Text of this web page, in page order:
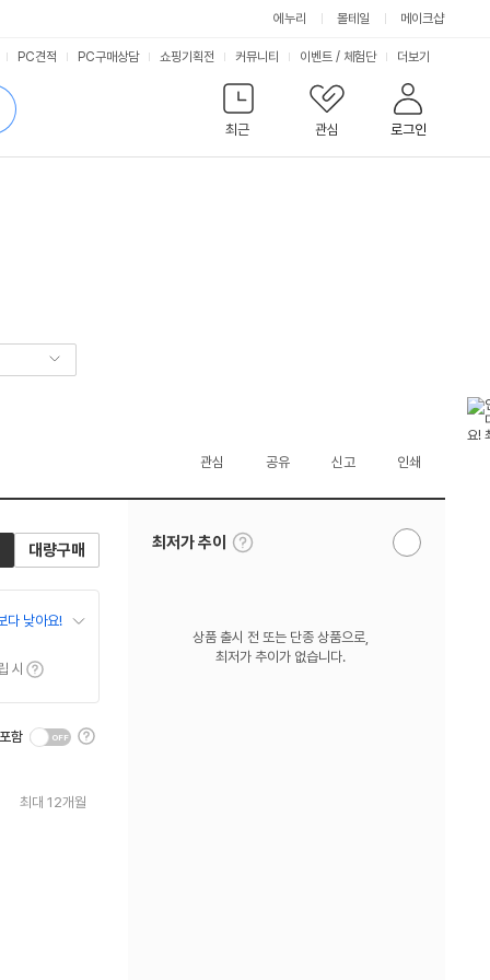
에누리 몰테일 메이크샵
최근
관심 로그인
PC견적 PC구매상담 쇼핑기획전 커뮤니티 이벤트 / 체험단 서
비
스
더보기
관심 공유 신고 인쇄
대량구매
다 낮아요!
시 툴팁보기
함
툴
팁
최대 12개월
최저가 추이
툴
팁
알
상품 출시 전 또는 단종 상품으로,
최저가 추이가 없습니다.